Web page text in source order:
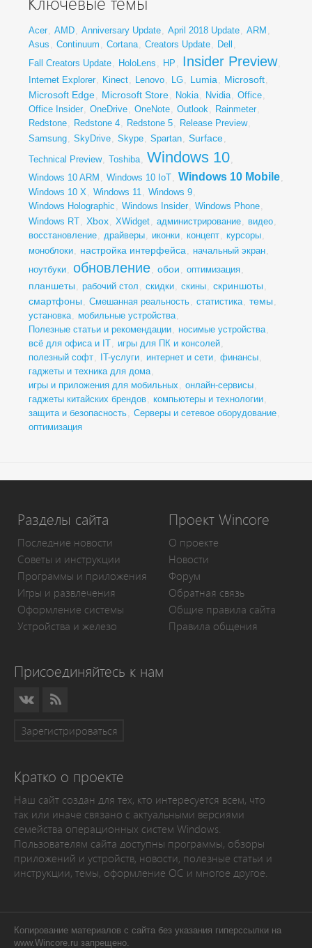
Acer, AMD, Anniversary Update, April 2018 Update, ARM ,
Asus , Continuum , Cortana, Creators Update, Dell ,
Fall Creators Update, HoloLens , HP , Insider Preview,
Internet Explorer, Kinect, Lenovo, LG, Lumia , Microsoft,
Microsoft Edge, Microsoft Store, Nokia, Nvidia, Office,
Office Insider, OneDrive, OneNote, Outlook, Rainmeter,
Redstone, Redstone 4, Redstone 5, Release Preview,
Samsung, SkyDrive, Skype, Spartan, Surface,
Technical Preview, Toshiba, Windows 10,
Windows 10 ARM , Windows 10 IoT, Windows 10 Mobile,
Windows 10 X, Windows 11, Windows 9,
Windows Holographic , Windows Insider, Windows Phone,
Windows RT, Xbox, XWidget, администрирование, видео,
восстановление, драйверы, иконки, концепт, курсоры,
моноблоки, настройка интерфейса , начальный экран,
ноутбуки, обновление, обои , оптимизация,
планшеты , рабочий стол , скидки, скины, скриншоты ,
смартфоны , Смешанная реальность, статистика, темы ,
установка, мобильные устройства,
Полезные статьи и рекомендации, носимые устройства,
всё для офиса и IT, игры для ПК и консолей,
полезный софт, IT-услуги, интернет и сети, финансы,
гаджеты и техника для дома,
игры и приложения для мобильных , онлайн-сервисы,
гаджеты китайских брендов, компьютеры и технологии,
защита и безопасность, Серверы и сетевое оборудование,
оптимизация
Разделы сайта
Последние новости
Советы и инструкции
Программы и приложения
Игры и развлечения
Оформление системы
Устройства и железо
Проект Wincore
О проекте
Новости
Форум
Обратная связь
Общие правила сайта
Правила общения
Присоединяйтесь к нам
Зарегистрироваться
Кратко о проекте
Наш сайт создан для тех, кто интересуется всем, что
так или иначе связано с актуальными версиями
семейства операционных систем Windows.
Пользователям сайта доступны программы, обзоры
приложений и устройств, новости, полезные статьи и
инструкции, темы, оформление ОС и многое другое.
Копирование материалов с сайта без указания гиперссылки на
www.Wincore.ru запрещено.